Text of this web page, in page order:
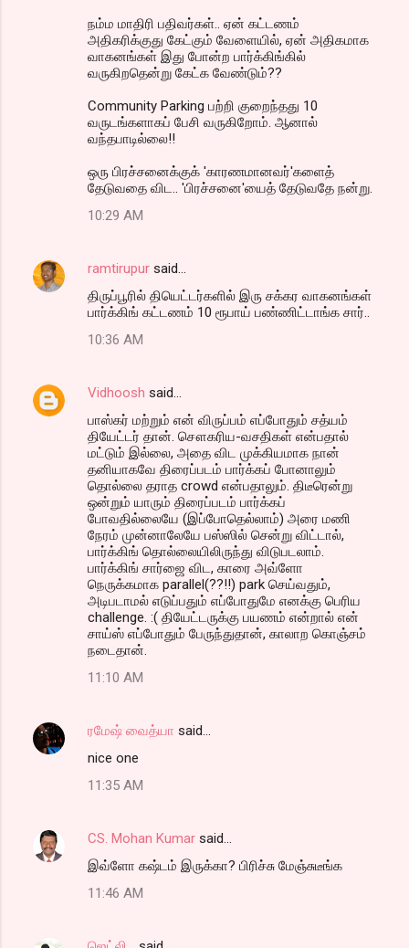
நம்ம மாதிரி பதிவர்கள்.. ஏன் கட்டணம்
அதிகரிக்குது கேட்கும் வேளையில், ஏன் அதிகமாக
வாகனங்கள் இது போன்ற பார்க்கிங்கில்
வருகிறதென்று கேட்க வேண்டும்??
Community Parking பற்றி குறைந்தது 10
வருடங்களாகப் பேசி வருகிறோம். ஆனால்
வந்தபாடில்லை!!
ஒரு பிரச்சனைக்குக் 'காரணமானவர்'களைத்
தேடுவதை விட.. 'பிரச்சனை'யைத் தேடுவதே நன்று.
10:29 AM
ramtirupur said…
திருப்பூரில் தியெட்டர்களில் இரு சக்கர வாகனங்கள்
பார்க்கிங் கட்டணம் 10 ரூபாய் பண்ணிட்டாங்க சார்..
10:36 AM
Vidhoosh said…
பாஸ்கர் மற்றும் என் விருப்பம் எப்போதும் சத்யம்
தியேட்டர் தான். சௌகரிய-வசதிகள் என்பதால்
மட்டும் இல்லை, அதை விட முக்கியமாக நான்
தனியாகவே திரைப்படம் பார்க்கப் போனாலும்
தொல்லை தராத crowd என்பதாலும். திடீரென்று
ஒன்றும் யாரும் திரைப்படம் பார்க்கப்
போவதில்லையே (இப்போதெல்லாம்) அரை மணி
நேரம் முன்னாலேயே பஸ்ஸில் சென்று விட்டால்,
பார்க்கிங் தொல்லையிலிருந்து விடுபடலாம்.
பார்க்கிங் சார்ஜை விட, காரை அவ்ளோ
நெருக்கமாக parallel(??!!) park செய்வதும்,
அடிபடாமல் எடுப்பதும் எப்போதுமே எனக்கு பெரிய
challenge. :( தியேட்டருக்கு பயணம் என்றால் என்
சாய்ஸ் எப்போதும் பேருந்துதான், காலாற கொஞ்சம்
நடைதான்.
11:10 AM
ரமேஷ் வைத்யா said…
nice one
11:35 AM
CS. Mohan Kumar said…
இவ்ளோ கஷ்டம் இருக்கா? பிரிச்சு மேஞ்சுடீங்க
11:46 AM